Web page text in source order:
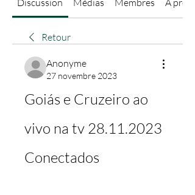
Discussion Médias Membres À
Retour
Anonyme
27 novembre 2023
Goiás e Cruzeiro ao
vivo na tv 28.11.2023
Conectados